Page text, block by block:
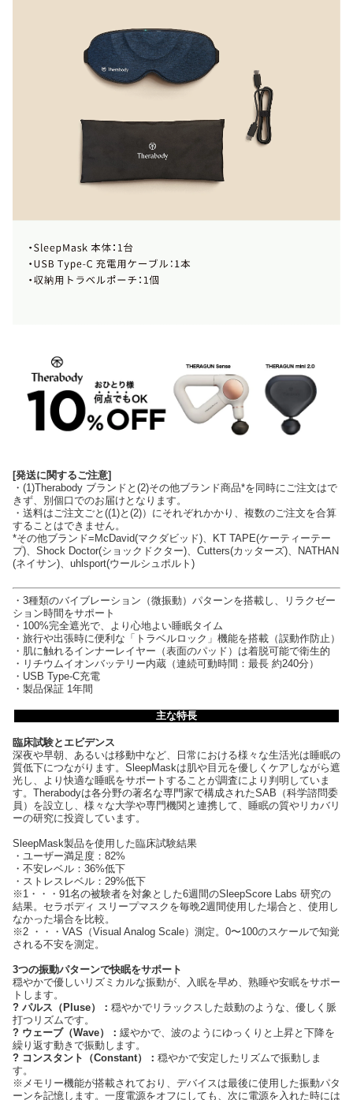
[発送に関するご注意]
・(1)Therabody ブランドと(2)その他ブランド商品*を同時にご注文はで
きず、別個口でのお届けとなります。
・送料はご注文ごと((1)と(2)）にそれぞれかかり、複数のご注文を合算
することはできません。
*その他ブランド=McDavid(マクダビッド)、KT TAPE(ケーティーテー
プ)、Shock Doctor(ショックドクター)、Cutters(カッターズ)、NATHAN
(ネイサン)、uhlsport(ウールシュポルト)
・3種類のバイブレーション（微振動）パターンを搭載し、リラクゼー
ション時間をサポート
・100%完全遮光で、より心地よい睡眠タイム
・旅行や出張時に便利な「トラベルロック」機能を搭載（誤動作防止）
・肌に触れるインナーレイヤー（表面のパッド）は着脱可能で衛生的
・リチウムイオンバッテリー内蔵（連続可動時間：最長 約240分）
・USB Type-C充電
・製品保証 1年間
主な特長
臨床試験とエビデンス
深夜や早朝、あるいは移動中など、日常における様々な生活光は睡眠の
質低下につながります。SleepMaskは肌や目元を優しくケアしながら遮
光し、より快適な睡眠をサポートすることが調査により判明していま
す。Therabodyは各分野の著名な専門家で構成されたSAB（科学諮問委
員）を設立し、様々な大学や専門機関と連携して、睡眠の質やリカバリ
ーの研究に投資しています。
SleepMask製品を使用した臨床試験結果
・ユーザー満足度：82%
・不安レベル：36%低下
・ストレスレベル：29%低下
※1・・・91名の被験者を対象とした6週間のSleepScore Labs 研究の
結果。セラボディ スリープマスクを毎晩2週間使用した場合と、使用し
なかった場合を比較。
※2 ・・・VAS（Visual Analog Scale）測定。0〜100のスケールで知覚
される不安を測定。
3つの振動パターンで快眠をサポート
穏やかで優しいリズミカルな振動が、入眠を早め、熟睡や安眠をサポー
トします。
? パルス（Pluse）： 穏やかでリラックスした鼓動のような、優しく脈
打つリズムです。
? ウェーブ（Wave）： 緩やかで、波のようにゆっくりと上昇と下降を
繰り返す動きで振動します。
? コンスタント（Constant）： 穏やかで安定したリズムで振動しま
す。
※メモリー機能が搭載されており、デバイスは最後に使用した振動パタ
ーンを記憶します。一度電源をオフにしても、次に電源を入れた時には